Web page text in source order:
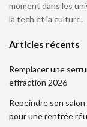
moment dans les
la tech et la culture.
Articles récents
Remplacer une
effraction 2026
Repeindre son
pour une rentrée